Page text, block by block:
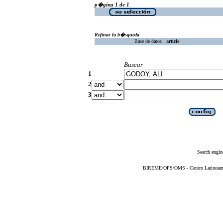
p�gina 1 de 1
Refinar la b�squeda
Base de datos : article
Buscar
1
2
3
Search
BIREME/OPS/OMS - Centro